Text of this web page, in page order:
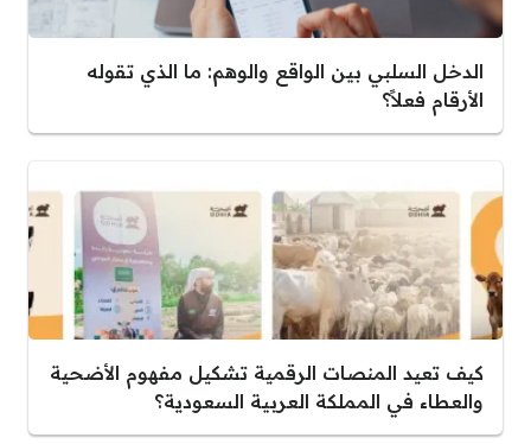
الدخل السلبي بين الواقع والوهم: ما الذي تقوله
الأرقام فعلاً؟
كيف تعيد المنصات الرقمية تشكيل مفهوم الأضحية
والعطاء في المملكة العربية السعودية؟